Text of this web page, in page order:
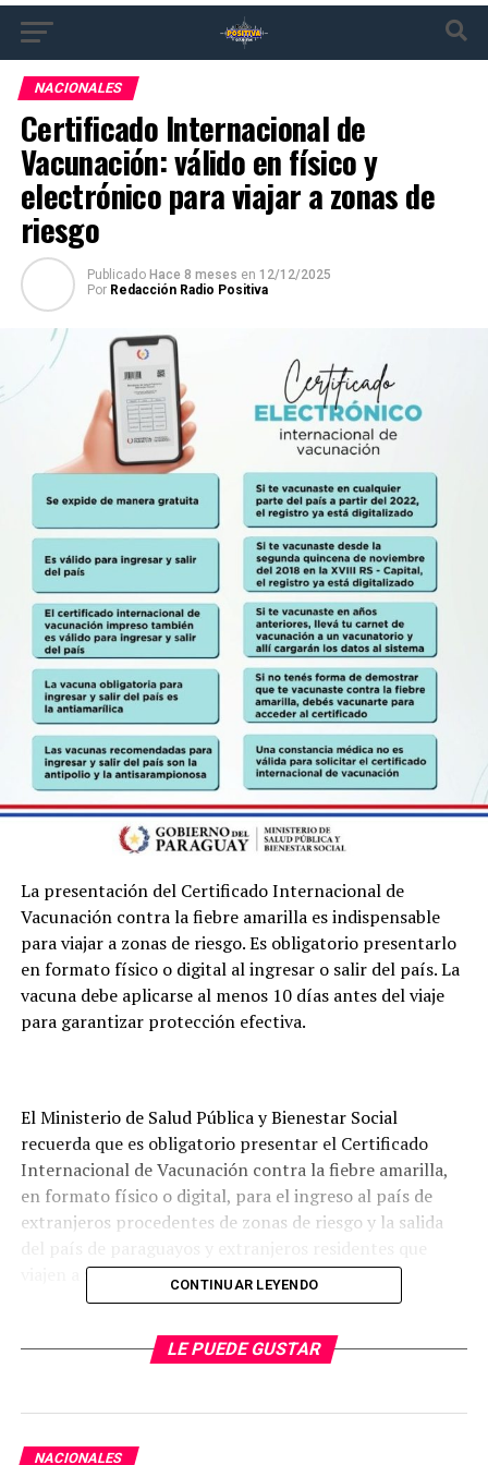
NACIONALES
Certificado Internacional de
Vacunación: válido en físico y
electrónico para viajar a zonas de
riesgo
Publicado Hace 8 meses en 12/12/2025
Por Redacción Radio Positiva
La presentación del Certificado Internacional de
Vacunación contra la fiebre amarilla es indispensable
para viajar a zonas de riesgo. Es obligatorio presentarlo
en formato físico o digital al ingresar o salir del país. La
vacuna debe aplicarse al menos 10 días antes del viaje
para garantizar protección efectiva.
El Ministerio de Salud Pública y Bienestar Social
recuerda que es obligatorio presentar el Certificado
Internacional de Vacunación contra la fiebre amarilla,
en formato físico o digital, para el ingreso al país de
extranjeros procedentes de zonas de riesgo y la salida
viajen a zonas de riesgo.
de edad que provengan o se dirijan a áreas con
CONTINUAR LEYENDO
LE PUEDE GUSTAR
NACIONALES